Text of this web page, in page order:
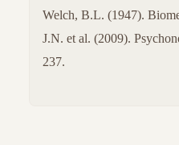
Welch, B.L. (1947).
J.N. et al. (2009).
237.